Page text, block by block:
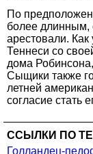
По
более длинным,
арестовали. Как
Теннеси со
дома
Сыщики также
летней
согласие стать
ССЫЛКИ ПО
Голландец-